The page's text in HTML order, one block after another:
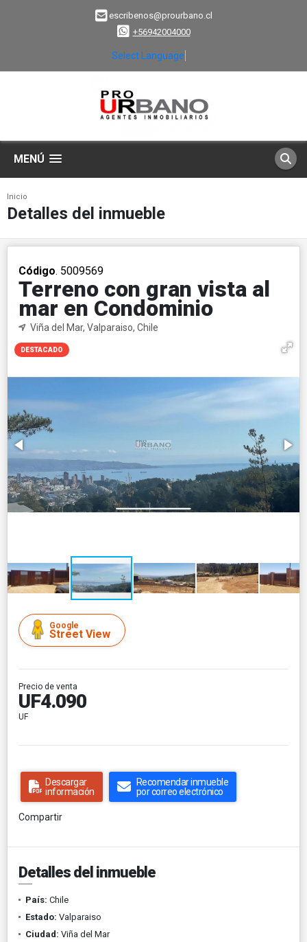
escribenos@prourbano.cl
+56942004000
Select Language
MENÚ
Inicio
Detalles del inmueble
Código. 5009569
Terreno con gran vista al
mar en Condominio
Viña del Mar, Valparaiso, Chile
DESTACADO
Google
Street View
Precio de venta
UF4.090
UF
Descargar
información
Recomendar inmueble
por correo electrónico
Compartir
Detalles del inmueble
País: Chile
Estado: Valparaiso
Ciudad: Viña del Mar